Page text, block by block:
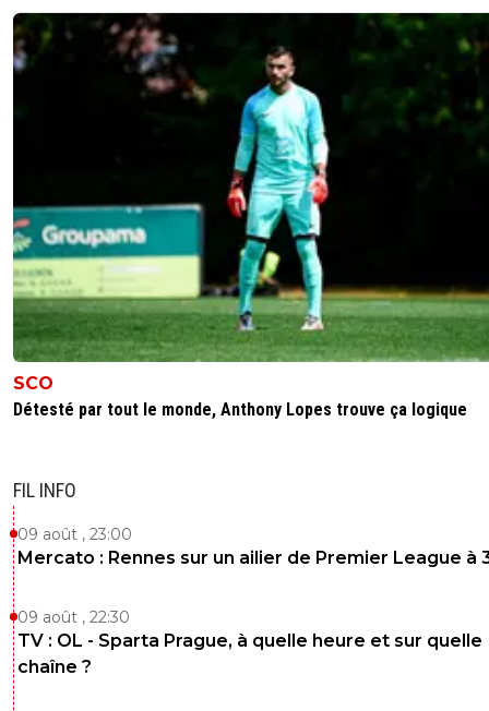
SCO
Détesté par tout le monde, Anthony Lopes trouve ça logique
FIL INFO
09 août , 23:00
Mercato : Rennes sur un ailier de Premier League à
09 août , 22:30
TV : OL - Sparta Prague, à quelle heure et sur quelle
chaîne ?